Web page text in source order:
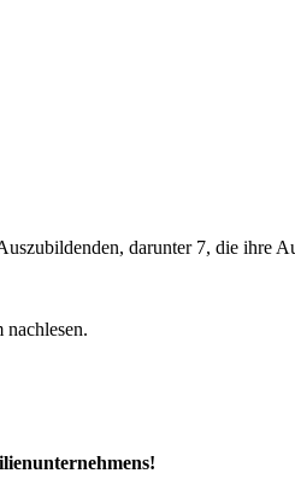
darunter 7, die ihre